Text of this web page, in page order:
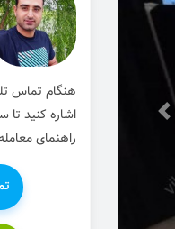
اشاره کنید تا
راهنمای